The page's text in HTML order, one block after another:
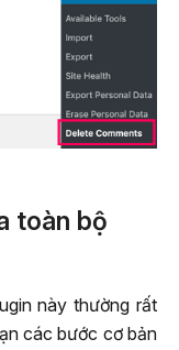
toàn bộ
này thường rất
các bước cơ bản